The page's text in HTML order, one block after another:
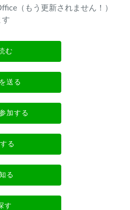
（もう更新されません！）
す
む
送る
加する
る
る
す